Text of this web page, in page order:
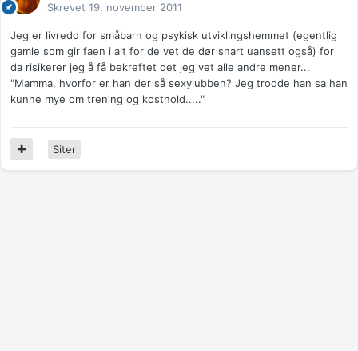
Skrevet 19. november 2011
Jeg er livredd for småbarn og psykisk utviklingshemmet (egentlig
gamle som gir faen i alt for de vet de dør snart uansett også) for
da risikerer jeg å få bekreftet det jeg vet alle andre mener...
"Mamma, hvorfor er han der så sexylubben? Jeg trodde han sa han
kunne mye om trening og kosthold....."
Siter